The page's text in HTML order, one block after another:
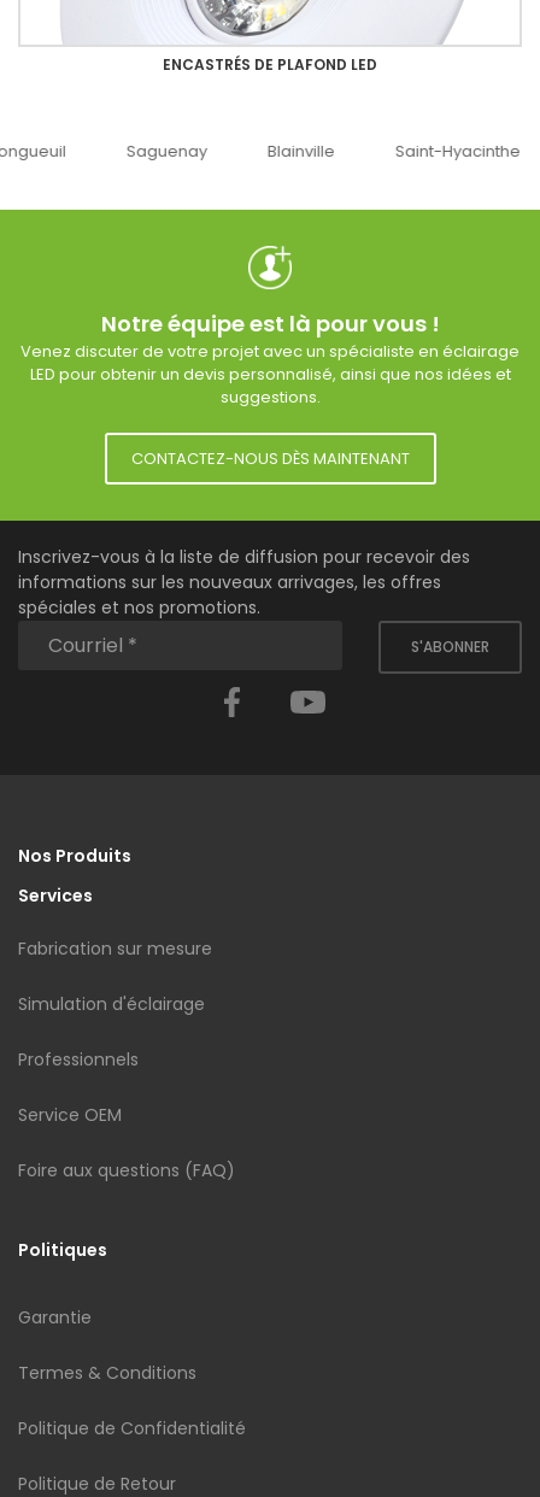
ENCASTRÉS DE PLAFOND LED
Blainville Saint-Hyacinthe Ottawa
Notre équipe est là pour vous !
Venez discuter de votre projet avec un spécialiste en éclairage
LED pour obtenir un devis personnalisé, ainsi que nos idées et
suggestions.
CONTACTEZ-NOUS DÈS MAINTENANT
Inscrivez-vous à la liste de diffusion pour recevoir des
informations sur les nouveaux arrivages, les offres
spéciales et nos promotions.
S'ABONNER
Facebook
Nos Produits
Services
Fabrication sur mesure
Simulation d'éclairage
Professionnels
Service OEM
Foire aux questions (FAQ)
Politiques
Garantie
Termes & Conditions
Politique de Confidentialité
Politique de Retour